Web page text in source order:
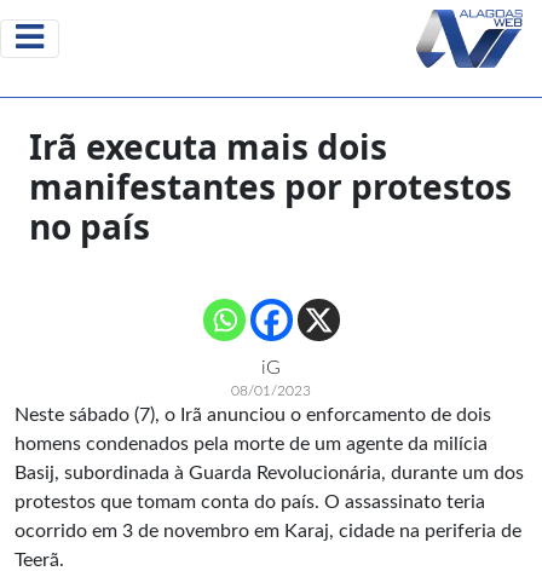
Irã executa mais dois
manifestantes por protestos
no país
iG
08/01/2023
Neste sábado (7), o Irã anunciou o enforcamento de dois
homens condenados pela morte de um agente da milícia
Basij, subordinada à Guarda Revolucionária, durante um dos
protestos que tomam conta do país. O assassinato teria
ocorrido em 3 de novembro em Karaj, cidade na periferia de
Teerã.